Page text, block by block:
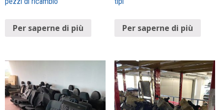
Per saperne di più Per saperne di più